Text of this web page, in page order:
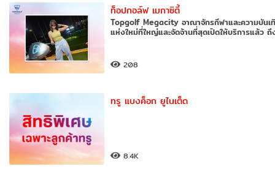
ท็อปกอล์ฟ เมกาซิตี้
Topgolf Megacity อาณาจักรกีฬาและความบันเ
แห่งใหม่ที่ใหญ่และจัดจ้านที่สุดเปิดให้บริการแล้ว ถึ
208
ทรู แบงค็อก ยูไนเต็ด
8.4K